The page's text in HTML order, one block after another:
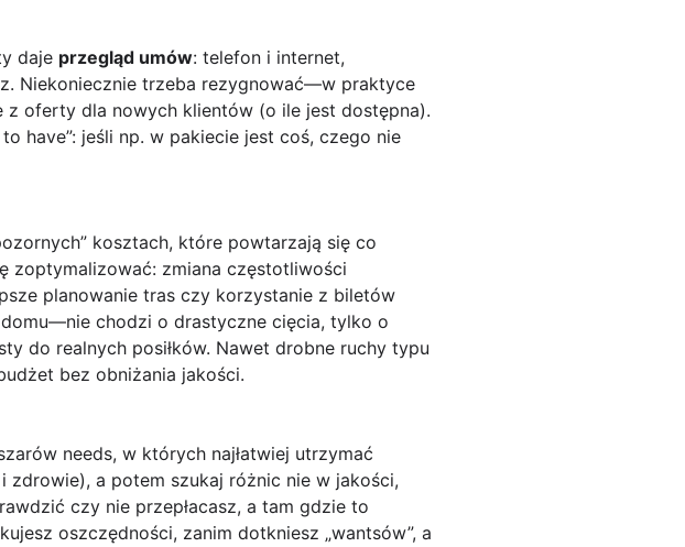
daje przegląd umów: telefon i internet,
Niekoniecznie trzeba rezygnować—w praktyce
oferty dla nowych klientów (o ile jest dostępna).
have”: jeśli np. w pakiecie jest coś, czego nie
kosztach, które powtarzają się co
zoptymalizować: zmiana częstotliwości
planowanie tras czy korzystanie z biletów
chodzi o drastyczne cięcia, tylko o
do realnych posiłków. Nawet drobne ruchy typu
bez obniżania jakości.
needs, w których najłatwiej utrzymać
a potem szukaj różnic nie w jakości,
czy nie przepłacasz, a tam gdzie to
oszczędności, zanim dotkniesz „wantsów”, a